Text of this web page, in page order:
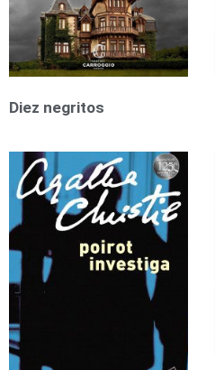
Diez negritos